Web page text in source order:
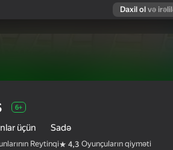
Daxil ol və
6+
üçün Sadə
Reytinqi 4,3 Oyunçuların qiyməti